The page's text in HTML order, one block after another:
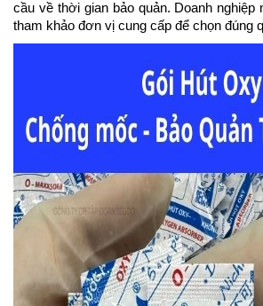
cầu về thời gian bảo quản. Doanh nghiệp
tham khảo đơn vị cung cấp để chọn đúng